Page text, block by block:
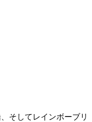
そしてレインボーブリ